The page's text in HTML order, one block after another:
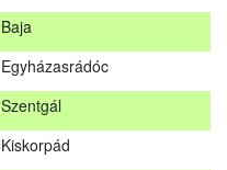
Baja
Egyházasrádóc
Szentgál
Kiskorpád
Esztergom
Miskolc
Szilvásvárad